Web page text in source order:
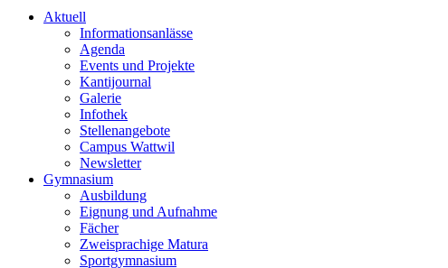
Aktuell
Informationsanlässe
Agenda
Events und Projekte
Kantijournal
Galerie
Infothek
Stellenangebote
Campus Wattwil
Newsletter
Gymnasium
Ausbildung
Eignung und Aufnahme
Fächer
Zweisprachige Matura
Sportgymnasium